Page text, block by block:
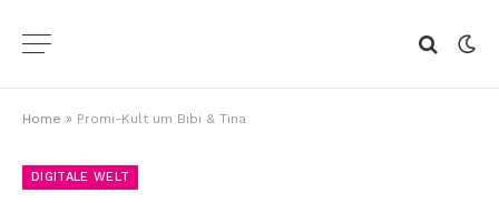
Home » Promi-Kult um Bibi & Tina
DIGITALE WELT